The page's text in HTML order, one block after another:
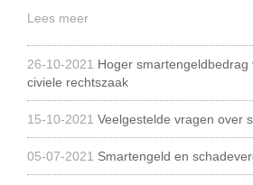
Lees meer
26-10-2021 Hoger smartengeldbedrag
civiele rechtszaak
15-10-2021 Veelgestelde vragen over
05-07-2021 Smartengeld en